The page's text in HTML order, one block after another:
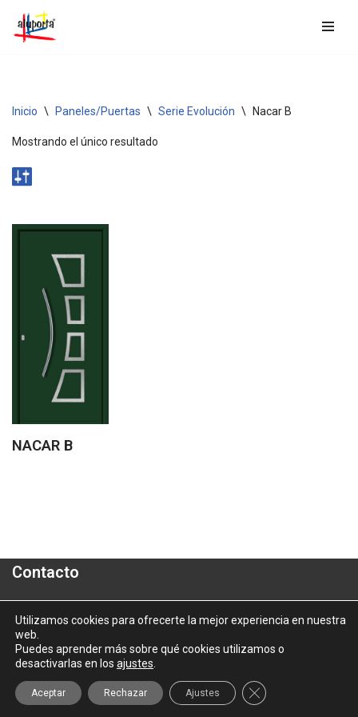
Saltar
Inicio \ Paneles/Puertas \ Serie Evolución \ Nacar B
Mostrando el único resultado
NACAR B
Contacto
Polígono Industrial "A Granxa"- Paralela 2- Parcela 16
informacion@aluporta.com
Tel: +34 986 337 787 - Fax: +34 986 337 778
2025 © Aluporta |Aviso Legal |Política de Privacidad
de Cookies
Utilizamos cookies para ofrecerte la mejor experiencia en nuestra
web.
Puedes aprender más sobre qué cookies utilizamos o
desactivarlas en los ajustes
Aceptar Rechazar Ajustes Cerrar el banner de